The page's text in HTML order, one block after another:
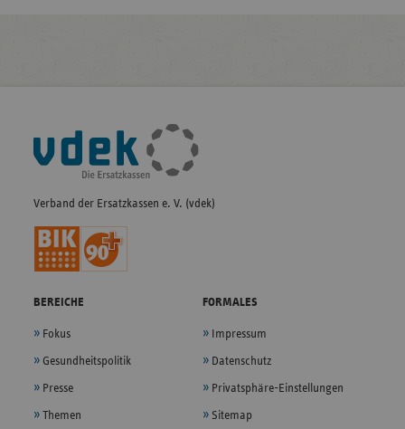
Fußleisten-
Navigation
Verband der Ersatzkassen e. V. (vdek)
BEREICHE
Fokus
Gesundheitspolitik
Presse
Themen
FORMALES
Impressum
Datenschutz
Privatsphäre-Einstellungen
Sitemap